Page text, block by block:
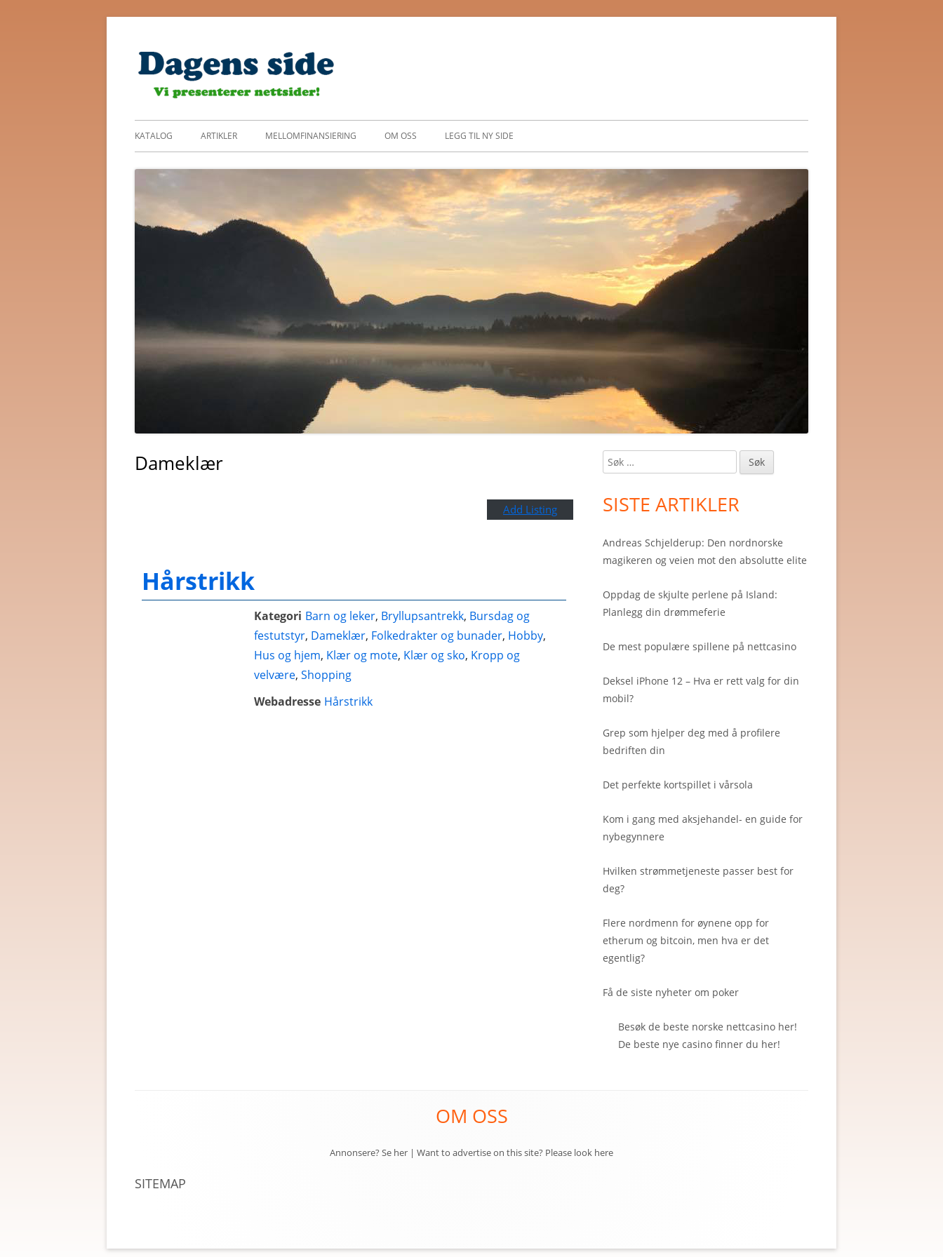
Primary
Menu
KATALOG ARTIKLER MELLOMFINANSIERING OM OSS LEGG TIL NY SIDE
Dameklær
Add Listing
Hårstrikk
Kategori Barn og leker, Bryllupsantrekk, Bursdag og
festutstyr, Dameklær, Folkedrakter og bunader, Hobby,
Hus og hjem, Klær og mote, Klær og sko, Kropp og
velvære, Shopping
Webadresse Hårstrikk
Main
Sidebar
Søk
etter:
SISTE ARTIKLER
Andreas Schjelderup: Den nordnorske
magikeren og veien mot den absolutte elite
Oppdag de skjulte perlene på Island:
Planlegg din drømmeferie
De mest populære spillene på nettcasino
Deksel iPhone 12 – Hva er rett valg for din
mobil?
Grep som hjelper deg med å profilere
bedriften din
Det perfekte kortspillet i vårsola
Kom i gang med aksjehandel- en guide for
nybegynnere
Hvilken strømmetjeneste passer best for
deg?
Flere nordmenn for øynene opp for
etherum og bitcoin, men hva er det
egentlig?
Få de siste nyheter om poker
Besøk de beste norske nettcasino her!
De beste nye casino finner du her!
OM OSS
Annonsere? Se her | Want to advertise on this site? Please look here
SITEMAP